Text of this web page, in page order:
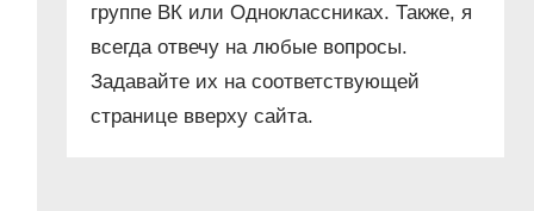
группе ВК или Одноклассниках. Также, я
всегда отвечу на любые вопросы.
Задавайте их на соответствующей
странице вверху сайта.